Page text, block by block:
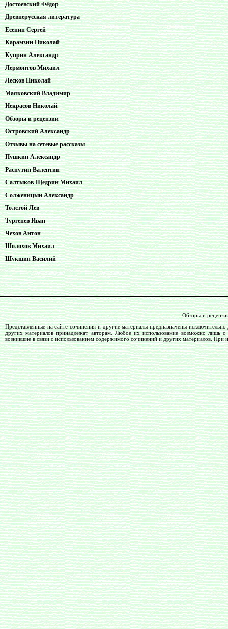
Достоевский Фёдор
Древнерусская литература
Есенин Сергей
Карамзин Николай
Куприн Александр
Лермонтов Михаил
Лесков Николай
Маяковский Владимир
Некрасов Николай
Обзоры и рецензии
Островский Александр
Отзывы на сетевые рассказы
Пушкин Александр
Распутин Валентин
Салтыков-Щедрин Михаил
Солженицын Александр
Толстой Лев
Тургенев Иван
Чехов Антон
Шолохов Михаил
Шукшин Василий
Обзоры и
Представленные на сайте сочинения и другие материалы предназначены
других материалов принадлежат авторам. Любое их использование возможно лишь с
возникшие в связи с использованием содержимого сочинений и других материалов.